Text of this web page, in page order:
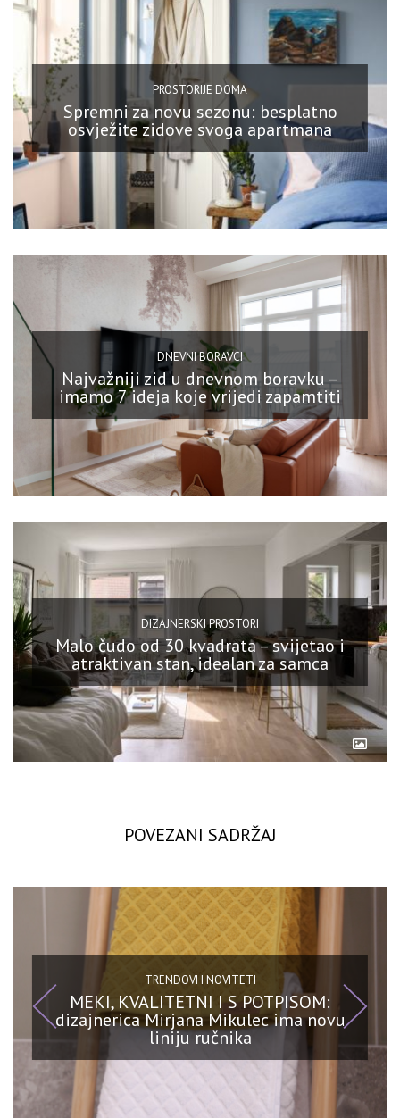
PROSTORIJE DOMA
Spremni za novu sezonu: besplatno
osvježite zidove svoga apartmana
DNEVNI BORAVCI
Najvažniji zid u dnevnom boravku –
imamo 7 ideja koje vrijedi zapamtiti
DIZAJNERSKI PROSTORI
Malo čudo od 30 kvadrata – svijetao i
atraktivan stan, idealan za samca
POVEZANI SADRŽAJ
TRENDOVI I NOVITETI
MEKI, KVALITETNI I S POTPISOM:
dizajnerica Mirjana Mikulec ima novu
liniju ručnika